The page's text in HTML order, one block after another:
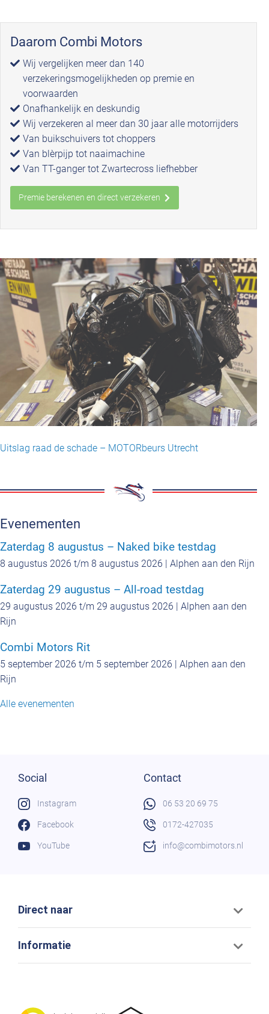
Daarom Combi Motors
Wij vergelijken meer dan 140
verzekeringsmogelijkheden op premie en
voorwaarden
Onafhankelijk en deskundig
Wij verzekeren al meer dan 30 jaar alle motorrijders
Van buikschuivers tot choppers
Van blèrpijp tot naaimachine
Van TT-ganger tot Zwartecross liefhebber
Premie berekenen en direct verzekeren
Uitslag raad de schade – MOTORbeurs Utrecht
Evenementen
Zaterdag 8 augustus – Naked bike testdag
8 augustus 2026 t/m 8 augustus 2026 | Alphen aan den Rijn
Zaterdag 29 augustus – All-road testdag
29 augustus 2026 t/m 29 augustus 2026 | Alphen aan den
Rijn
Combi Motors Rit
5 september 2026 t/m 5 september 2026 | Alphen aan den
Rijn
Alle evenementen
Direct naar
Informatie
Social
Instagram
Facebook
YouTube
Contact
06 53 20 69 75
0172-427035
info@combimotors.nl